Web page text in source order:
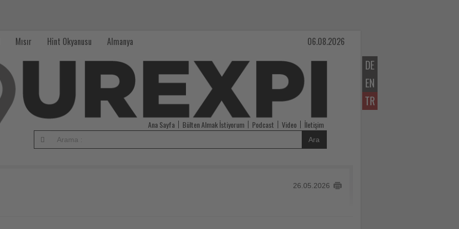
DE
EN
TR
Mısır Hint Okyanusu Almanya 06.08.2026
Ana Sayfa Bülten Almak İstiyorum Podcast Video İletişim
Ara
26.05.2026